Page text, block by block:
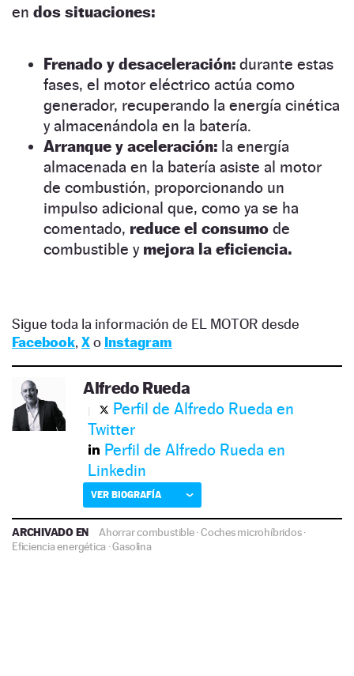
en dos situaciones:
Frenado y desaceleración: durante estas
fases, el motor eléctrico actúa como
generador, recuperando la energía cinética
y almacenándola en la batería.
Arranque y aceleración: la energía
almacenada en la batería asiste al motor
de combustión, proporcionando un
impulso adicional que, como ya se ha
comentado, reduce el consumo de
combustible y mejora la eficiencia.
Sigue toda la información de EL MOTOR desde
Facebook, Xo Instagram
Alfredo Rueda
Perfil de Alfredo Rueda en
Twitter
Perfil de Alfredo Rueda en
Linkedin
VER BIOGRAFÍA
ARCHIVADO EN Ahorrar combustible·Coches microhíbridos·
Eficiencia energética ·Gasolina